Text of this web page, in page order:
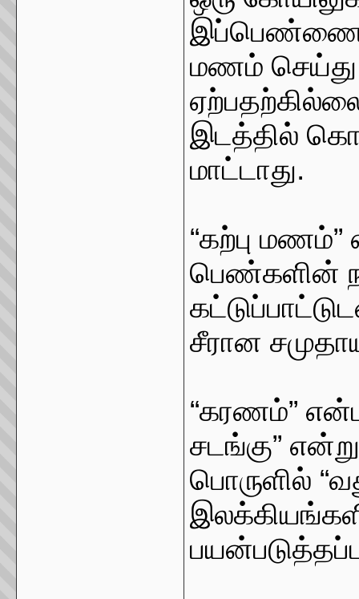
இப்பெண்ணை
மணம் செய்து
இடத்தில்
மாட்டாது.
“கற்பு மணம்”
பெண்களின்
சீரான
“கரணம்”
சடங்கு”
பொருளில்